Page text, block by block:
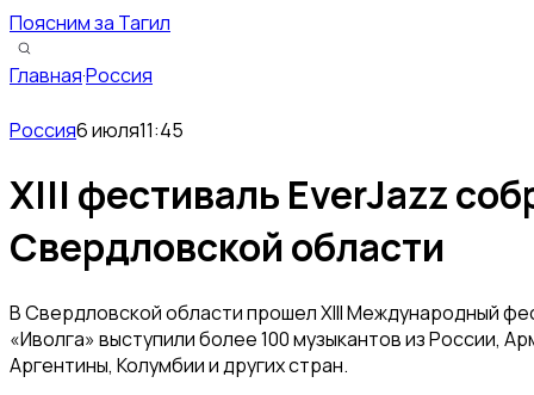
Поясним за Тагил
Главная·Россия
Россия6 июля11:45
XIII фестиваль EverJazz
Свердловской области
В Свердловской области прошел XIII Международный
«Иволга» выступили более 100 музыкантов из России,
Аргентины, Колумбии и других стран.